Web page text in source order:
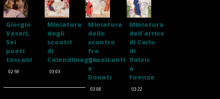
Giorgio
Vasari,
Sei
poeti
toscani
02:59
Miniatura
degli
scontri
di
Calendimaggio
03:03
Miniatura
dello
scontro
fra
Cavalcanti
e
Donati
03:08
Miniatura
dell'arrivo
di Carlo
di
Valois
a
Firenze
03:22